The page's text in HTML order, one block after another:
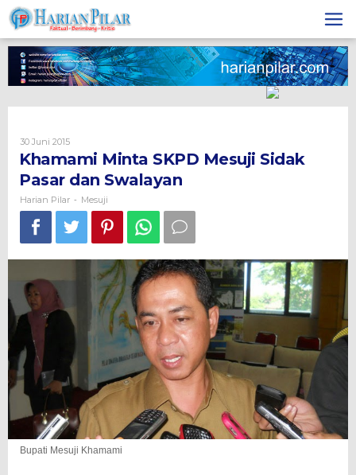
Skip
to
content
30 Juni 2015Oleh
Harian
Pilar
Khamami Minta SKPD Mesuji Sidak
Pasar dan Swalayan
Harian Pilar - Mesuji
Bupati Mesuji Khamami